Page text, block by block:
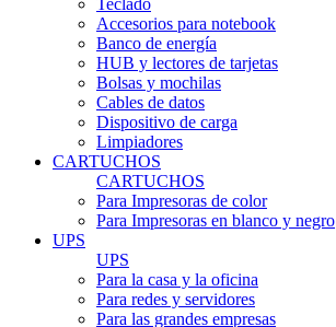
Teclado
Accesorios para notebook
Banco de energía
HUB y lectores de tarjetas
Bolsas y mochilas
Cables de datos
Dispositivo de carga
Limpiadores
CARTUCHOS
CARTUCHOS
Para Impresoras de color
Para Impresoras en blanco y negro
UPS
UPS
Para la casa y la oficina
Para redes y servidores
Para las grandes empresas